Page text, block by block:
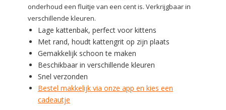
onderhoud een fluitje van een cent is. Verkrijgbaar in
verschillende kleuren.
Lage kattenbak, perfect voor kittens
Met rand, houdt kattengrit op zijn plaats
Gemakkelijk schoon te maken
Beschikbaar in verschillende kleuren
Snel verzonden
Bestel makkelijk via onze app en kies een
cadeautje